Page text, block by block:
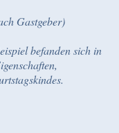
Gastgeber)
befanden sich in